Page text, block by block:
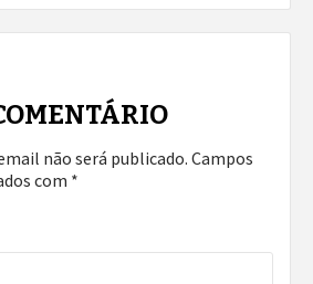
não será publicado. Campos
com *